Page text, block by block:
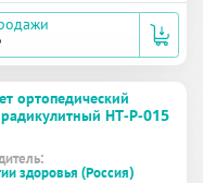
ортопедический
НТ-Р-015
здоровья (Россия)